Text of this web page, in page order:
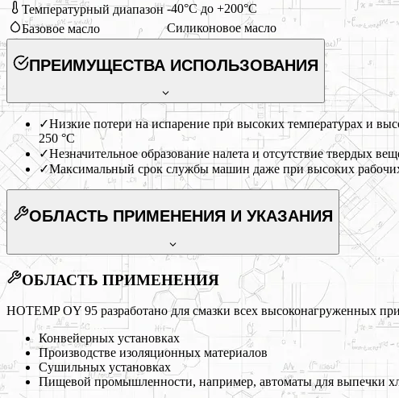
Температурный диапазон -40°C до +200°C
Базовое масло
Силиконовое масло
ПРЕИМУЩЕСТВА ИСПОЛЬЗОВАНИЯ
✓Низкие потери на испарение при высоких температурах и
250 °С
✓Незначительное образование налета и отсутствие твердых
✓Максимальный срок службы машин даже при высоких
ОБЛАСТЬ ПРИМЕНЕНИЯ И УКАЗАНИЯ
ОБЛАСТЬ ПРИМЕНЕНИЯ
HOTEMP OY 95 разработано для смазки всех высоконагруженных
Конвейерных установках
Производстве изоляционных материалов
Cушильных установках
Пищевой промышленности, например, автоматы для выпечки